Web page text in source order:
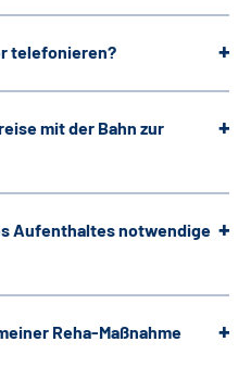
telefonieren?
mit der Bahn zur
Aufenthaltes notwendige
Reha-Maßnahme